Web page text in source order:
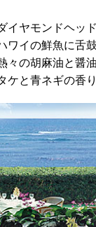
イヤモンドヘッ
ワイの鮮魚に舌
々の胡麻油と醤
ケと青ネギの香